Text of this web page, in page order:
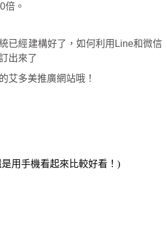
倍。
已經建構好了，如何利用Line和微信
出來了
艾多美推廣網站哦！
用手機看起來比較好看！)